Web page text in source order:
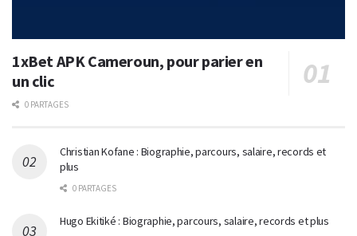
1xBet APK Cameroun, pour parier en
un clic
0 PARTAGES
Christian Kofane : Biographie, parcours, salaire, records et
plus
0 PARTAGES
Hugo Ekitiké : Biographie, parcours, salaire, records et plus